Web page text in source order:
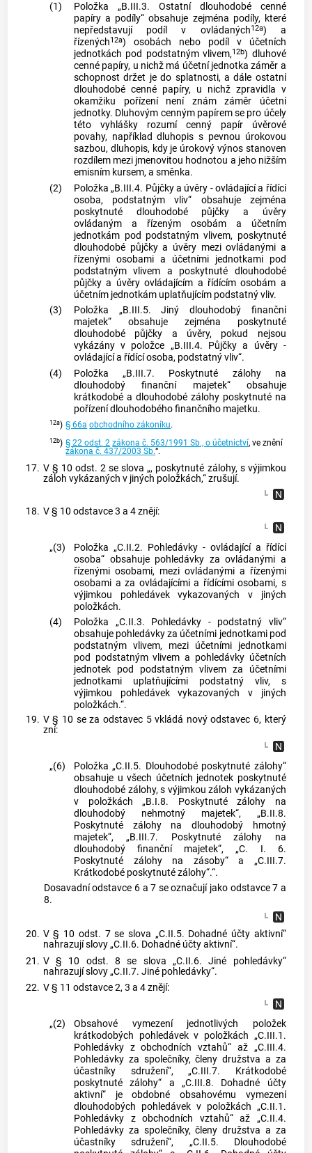
(1)
Položka „B.III.3. Ostatní dlouhodobé cenné
papíry a podíly“ obsahuje zejména podíly, které
nepředstavují podíl v ovládaných12a) a
řízených12a) osobách nebo podíl v účetních
jednotkách pod podstatným vlivem,12b) dluhové
cenné papíry, u nichž má účetní jednotka záměr a
schopnost držet je do splatnosti, a dále ostatní
dlouhodobé cenné papíry, u nichž zpravidla v
okamžiku pořízení není znám záměr účetní
jednotky. Dluhovým cenným papírem se pro účely
této vyhlášky rozumí cenný papír úvěrové
povahy, například dluhopis s pevnou úrokovou
sazbou, dluhopis, kdy je úrokový výnos stanoven
rozdílem mezi jmenovitou hodnotou a jeho nižším
emisním kursem, a směnka.
(2)
Položka „B.III.4. Půjčky a úvěry - ovládající a řídící
osoba, podstatným vliv“ obsahuje zejména
poskytnuté dlouhodobé půjčky a úvěry
ovládaným a řízeným osobám a účetním
jednotkám pod podstatným vlivem, poskytnuté
dlouhodobé půjčky a úvěry mezi ovládanými a
řízenými osobami a účetními jednotkami pod
podstatným vlivem a poskytnuté dlouhodobé
půjčky a úvěry ovládajícím a řídícím osobám a
účetním jednotkám uplatňujícím podstatný vliv.
(3)
Položka „B.III.5. Jiný dlouhodobý finanční
majetek“ obsahuje zejména poskytnuté
dlouhodobé půjčky a úvěry, pokud nejsou
vykázány v položce „B.III.4. Půjčky a úvěry -
ovládající a řídící osoba, podstatný vliv“.
(4)
Položka „B.III.7. Poskytnuté zálohy na
dlouhodobý finanční majetek“ obsahuje
krátkodobé a dlouhodobé zálohy poskytnuté na
pořízení dlouhodobého finančního majetku.
12a) § 66a obchodního zákoníku.
12b) § 22 odst. 2 zákona č. 563/1991 Sb., o účetnictví, ve znění
zákona č. 437/2003 Sb.“.
17. V § 10 odst. 2 se slova „, poskytnuté zálohy, s výjimkou
záloh vykázaných v jiných položkách,“ zrušují.
18. V § 10 odstavce 3 a 4 znějí:
„(3)
Položka „C.II.2. Pohledávky - ovládající a řídící
osoba“ obsahuje pohledávky za ovládanými a
řízenými osobami, mezi ovládanými a řízenými
osobami a za ovládajícími a řídícími osobami, s
výjimkou pohledávek vykazovaných v jiných
položkách.
(4)
Položka „C.II.3. Pohledávky - podstatný vliv“
obsahuje pohledávky za účetními jednotkami pod
podstatným vlivem, mezi účetními jednotkami
pod podstatným vlivem a pohledávky účetních
jednotek pod podstatným vlivem za účetními
jednotkami uplatňujícími podstatný vliv, s
výjimkou pohledávek vykazovaných v jiných
položkách.“.
19. V § 10 se za odstavec 5 vkládá nový odstavec 6, který
zní:
„(6)
Položka „C.II.5. Dlouhodobé poskytnuté zálohy“
obsahuje u všech účetních jednotek poskytnuté
dlouhodobé zálohy, s výjimkou záloh vykázaných
v položkách „B.I.8. Poskytnuté zálohy na
dlouhodobý nehmotný majetek“, „B.II.8.
Poskytnuté zálohy na dlouhodobý hmotný
majetek“, „B.III.7. Poskytnuté zálohy na
dlouhodobý finanční majetek“, „C. I. 6.
Poskytnuté zálohy na zásoby“ a „C.III.7.
Krátkodobé poskytnuté zálohy“.“.
Dosavadní odstavce 6 a 7 se označují jako odstavce 7 a
8.
20. V § 10 odst. 7 se slova „C.II.5. Dohadné účty aktivní“
nahrazují slovy „C.II.6. Dohadné účty aktivní“.
21. V § 10 odst. 8 se slova „C.II.6. Jiné pohledávky“
nahrazují slovy „C.II.7. Jiné pohledávky“.
22. V § 11 odstavce 2, 3 a 4 znějí:
„(2)
Obsahové vymezení jednotlivých položek
krátkodobých pohledávek v položkách „C.III.1.
Pohledávky z obchodních vztahů“ až „C.III.4.
Pohledávky za společníky, členy družstva a za
účastníky sdružení“, „C.III.7. Krátkodobé
poskytnuté zálohy“ a „C.III.8. Dohadné účty
aktivní“ je obdobné obsahovému vymezení
dlouhodobých pohledávek v položkách „C.II.1.
Pohledávky z obchodních vztahů“ až „C.II.4.
Pohledávky za společníky, členy družstva a za
účastníky sdružení“, „C.II.5. Dlouhodobé